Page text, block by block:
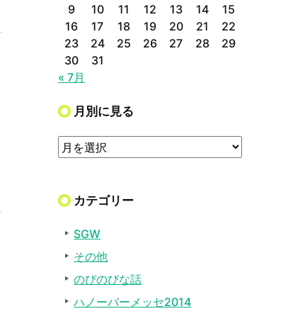
9
10 11 12 13 14
15
16
17 18 19 20 21
22
23
24 25 26 27 28
29
30
31
« 7月
月別に見る
カテゴリー
SGW
その他
のびのびな話
ハノーバーメッセ2014